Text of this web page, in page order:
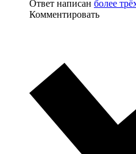
Ответ написан более
Комментировать